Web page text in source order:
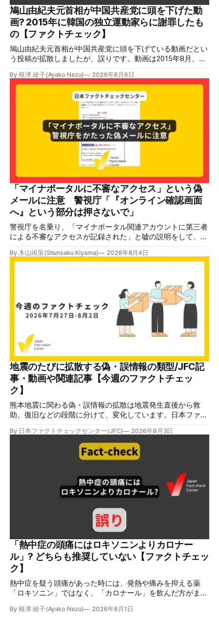
鳩山由紀夫元首相が中国共産党に頭を下げた動
画? 2015年に韓国の独立運動家らに謝罪したも
の【ファクトチェック】
鳩山由紀夫元首相が中国共産党に頭を下げている動画だとい
う投稿が拡散しましたが、誤りです。動画は2015年8月、鳩
立運動家らに謝罪した映像です。中国共産党に対して頭を下
げている動画ではありません。 検証対象 拡散した言説 2026
年7月30日、「日本人がなぜ左翼を嫌うのか、考えたことは
ありますか？/ここに日本の左寄り首相だった鳩山由紀夫が
います。彼は2009年から2010年まで1年間務めました。/こ
のビデオでは、彼が中国を訪問中に中国共産党に対して恥じ
らいながら頭を下げています」という英文付きの動画がXで
ポストされ、表示は20万件を超える。 投稿には「私の日本
語力が衰えていたら申し訳ないですが、動画に『韓国』と書
いてあるように見えます」などの英語の指摘もあるが、「日
本が犯した残虐行為を謝罪するのは悪いことだと思わない」
「共産主義者に恥じて頭を下げるべき人はいない」など、拡
散した投稿を真に受けた反応も多いため検証する。 検証過
程 動
By 根津 綾子(Ayako Nezu) 2026年8月6日
「マイナポータルに不審なアクセス」という偽
メールに注意 警視庁「『オンライン確認画面
へ』という部分は押さないで」
警視庁を名乗り、「マイナポータル関連アカウントに第三者
による不審なアクセスが記録された」と嘘の説明をして、リ
で、メール内のリンクを押さないようにと注意を呼びかけて
部」を名乗るメールが届いたという投稿がX（旧Twitter）上
で複数確認できる(例1、例2、例3)。 偽メールの件名は
「【警視庁】マイナポータル：不審なアクセスの確認」。本
文には「警視庁サイバーセキュリティ対策本部」「通知番
号：MN-2026-●●●」「マイナポータル関連アカウント
に、第三者による不審なアクセスが記録されました」「お客
様のメールアドレスと一致しています」と記している。 そ
のうえで「2026年8月2日（日）23:59までに、ご本人操作か
どうかご確認ください」などと「オンライン確認画面へ」と
いうリンクをクリックするよう誘導している。 本文には、
警視庁の住所（東京都千代田区霞が関2-1-1）も書かれてい
By 木山竣策(Shunsaku Kiyama) 2026年8月4日
地震のたびに拡散する偽・誤情報の類型/JFC記
事・動画や関連記事【今週のファクトチェッ
ク】
熊本地震に関わる偽・誤情報の拡散は地震発生直後から救
助、復旧などの段階に分けて、変化しています。日本ファク
（JFC「災害時に広がる偽情報5つの類型」）も参考にして
みてください。近年はこれらに加えてAI生成によるディープ
フェイクも目立ちます。 ✉️日本ファクトチェックセンター
（JFC）がこの1週間に出した記事を中心に、その他のメディ
アも含めて、ファクトチェックや偽情報関連の情報をまとめ
ました。同じ内容をニュースレターでも配信しています。登
は、ファクトチェックやメディア情報リテラシーに関する講
師養成講座を月に1度開催しています。講座はオンラインで
90分間。修了者には認定バッジと教室や職場などで利用可能
な教材を提供します。 次回の開講は8月23日（日）午後4時
~5時30分で、お申し込みはこちら。 日本ファクトチェック
センター（JFC） ファクトチェック講師養成講座 8月23
日（日）開催分日本フ
By 日本ファクトチェックセンター(JFC) 2026年8月3日
「熱中症の頭痛にはロキソニンよりカロナー
ル」? どちらも推奨していない【ファクトチェッ
ク】
熱中症を疑う頭痛があった時には、発熱や痛みを抑える薬
「ロキソニン」ではなく、「カロナール」を飲んだ方がまし
学会の医師は「熱中症ではロキソニン、カロナールのいずれ
By 根津 綾子(Ayako Nezu) 2026年8月1日